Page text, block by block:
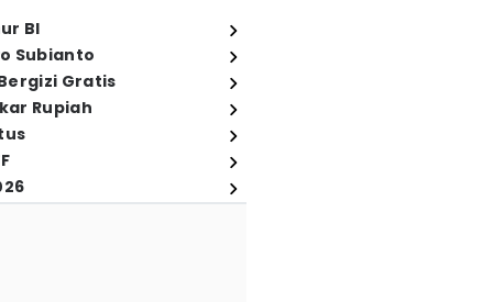
BI
Subianto
Gratis
Rupiah